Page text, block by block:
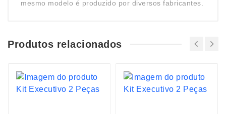
mesmo modelo é produzido por diversos fabricantes.
Produtos relacionados